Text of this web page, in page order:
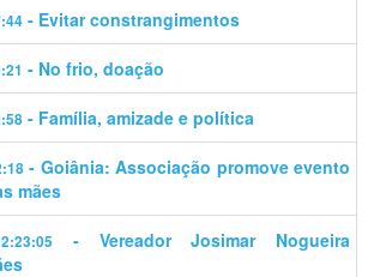
- Evitar constrangimentos
- No frio, doação
- Família, amizade e política
- Goiânia: Associação promove evento
mães
- Vereador Josimar Nogueira